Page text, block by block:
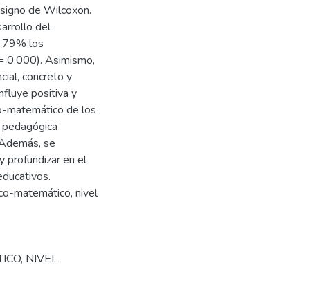
de Wilcoxon.
del
79% los
0.000). Asimismo,
concreto y
positiva y
matemático de los
se
profundizar en el
matemático, nivel
NIVEL